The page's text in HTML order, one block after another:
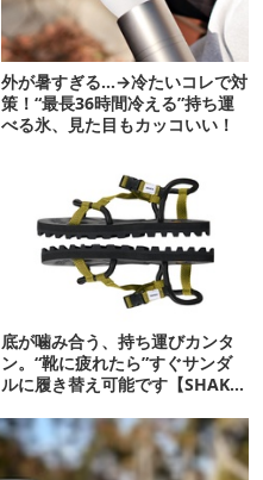
外が暑すぎる…→冷たいコレで対
策！“最長36時間冷える”持ち運
べる氷、見た目もカッコいい！
底が噛み合う、持ち運びカンタ
ン。“靴に疲れたら”すぐサンダ
ルに履き替え可能です【SHAKA